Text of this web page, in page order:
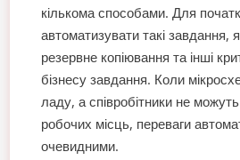
кількома способами. Для
автоматизувати такі завдання,
резервне копіювання та інші
бізнесу завдання. Коли
ладу, а співробітники не
робочих місць, переваги
очевидними.